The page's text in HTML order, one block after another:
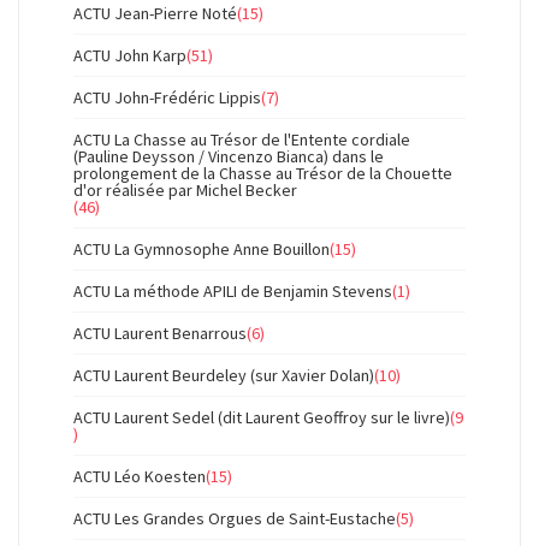
ACTU Jean-Pierre Noté(15)
ACTU John Karp(51)
ACTU John-Frédéric Lippis(7)
ACTU La Chasse au Trésor de l'Entente cordiale
(Pauline Deysson / Vincenzo Bianca) dans le
prolongement de la Chasse au Trésor de la Chouette
d'or réalisée par Michel Becker
(46)
ACTU La Gymnosophe Anne Bouillon(15)
ACTU La méthode APILI de Benjamin Stevens(1)
ACTU Laurent Benarrous(6)
ACTU Laurent Beurdeley (sur Xavier Dolan)(10)
ACTU Laurent Sedel (dit Laurent Geoffroy sur le livre)(9
)
ACTU Léo Koesten(15)
ACTU Les Grandes Orgues de Saint-Eustache(5)